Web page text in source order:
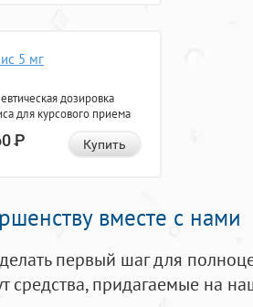
5 мг
дозировка
для курсового приема
Р Купить
вместе с нами
первый шаг для
средства, придагаемые на